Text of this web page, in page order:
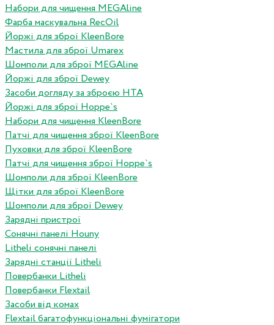
Набори для чищення MEGAline
Фарба маскувальна RecOil
Йоржі для зброї KleenBore
Мастила для зброї Umarex
Шомполи для зброї MEGAline
Йоржі для зброї Dewey
Засоби догляду за зброєю HTA
Йоржі для зброї Hoppe`s
Набори для чищення KleenBore
Патчі для чищення зброї KleenBore
Пуховки для зброї KleenBore
Патчі для чищення зброї Hoppe`s
Шомполи для зброї KleenBore
Щітки для зброї KleenBore
Шомполи для зброї Dewey
Зарядні пристрої
Сонячні панелі Houny
Litheli сонячні панелі
Зарядні станції Litheli
Повербанки Litheli
Повербанки Flextail
Засоби від комах
Flextail багатофункціональні фумігатори